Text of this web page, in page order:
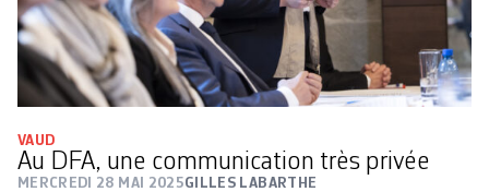
VAUD
Au DFA, une communication très privée
MERCREDI 28 MAI 2025GILLES LABARTHE